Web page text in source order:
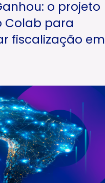
o projeto
Colab para
fiscalização em